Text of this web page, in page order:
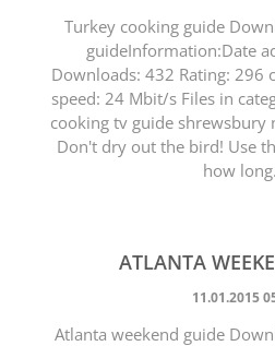
Turkey cooking guide
guideInformation:Date
Downloads: 432 Rating: 296
speed: 24 Mbit/s Files in
cooking tv guide shrewsbury
Don't dry out the bird! Use
how
ATLANTA
11.01.2015
Atlanta weekend guide